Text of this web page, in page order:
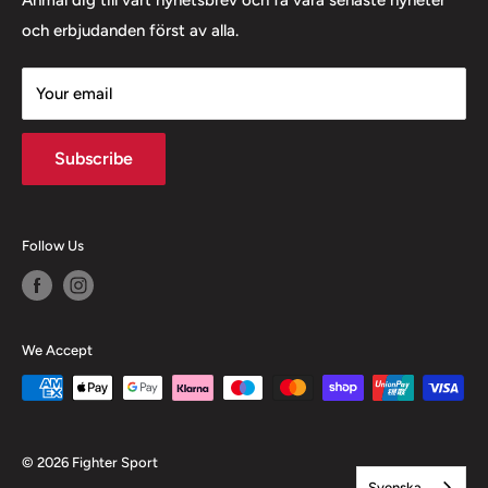
och erbjudanden först av alla.
Your email
Subscribe
Mail: info@fighter-sport.com
Org. nr.: 559429-7128
Follow Us
We Accept
© 2026 Fighter Sport